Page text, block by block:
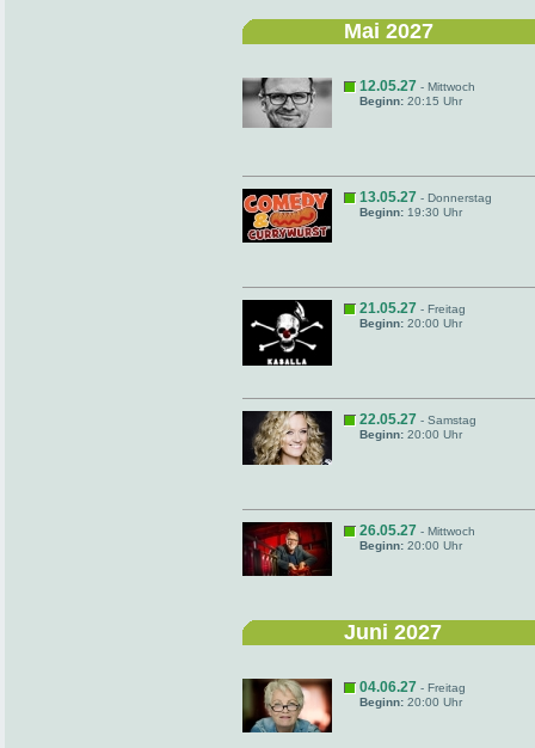
Mai 2027
12.05.27 - Mittwoch
Beginn: 20:15 Uhr
13.05.27 - Donnerstag
Beginn: 19:30 Uhr
21.05.27 - Freitag
Beginn: 20:00 Uhr
22.05.27 - Samstag
Beginn: 20:00 Uhr
26.05.27 - Mittwoch
Beginn: 20:00 Uhr
Juni 2027
04.06.27 - Freitag
Beginn: 20:00 Uhr